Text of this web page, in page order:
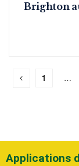
Brighton
1 …
Applications